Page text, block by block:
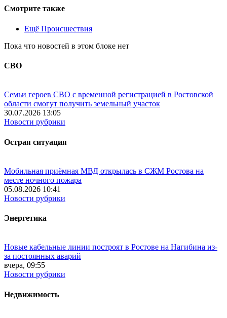
Смотрите также
Ещё Происшествия
Пока что новостей в этом блоке нет
СВО
Семьи героев СВО с временной регистрацией в Ростовской
области смогут получить земельный участок
30.07.2026 13:05
Новости рубрики
Острая ситуация
Мобильная приёмная МВД открылась в СЖМ Ростова на
месте ночного пожара
05.08.2026 10:41
Новости рубрики
Энергетика
Новые кабельные линии построят в Ростове на Нагибина из-
за постоянных аварий
вчера, 09:55
Новости рубрики
Недвижимость